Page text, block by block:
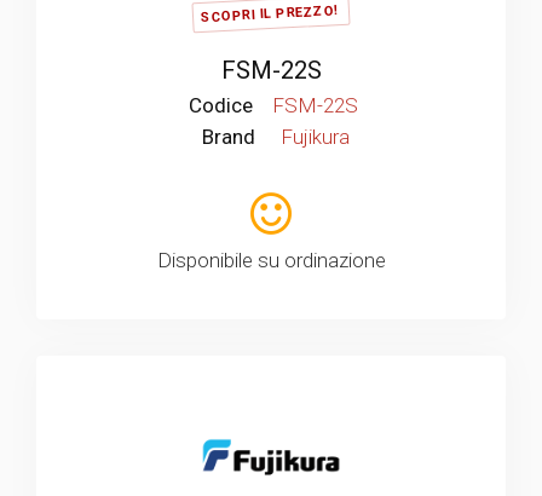
SCOPRI IL PREZZO!
FSM-22S
Codice
FSM-22S
Brand
Fujikura
Disponibile su ordinazione